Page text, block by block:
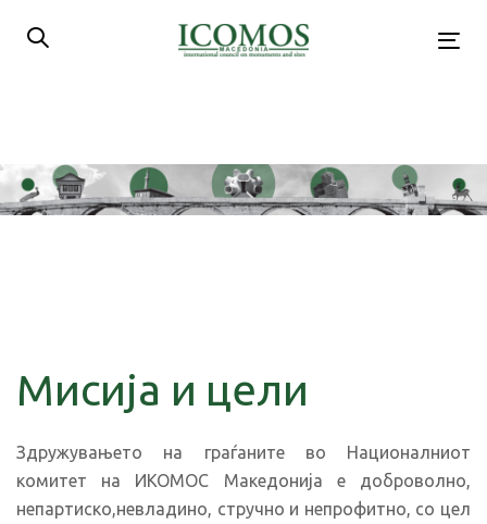
links
content
Мисија и цели
Здружувањето на граѓаните во Националниот
комитет на ИКОМОС Македонија е доброволно,
непартиско,невладино, стручно и непрофитно, со цел